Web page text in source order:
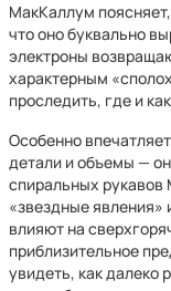
МакКаллум
что оно буквально
электроны
характерным
проследить, где и
Особенно
детали и объемы —
спиральных рукавов
«звездные явления»
влияют на
приблизительное
увидеть, как далеко